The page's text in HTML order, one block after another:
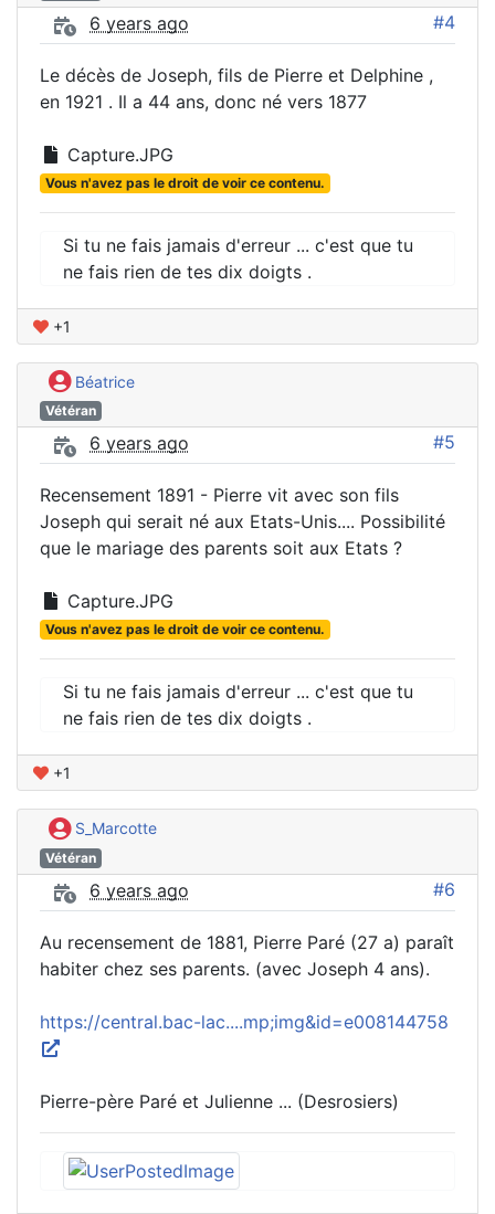
6 years ago #4
Le décès de Joseph, fils de Pierre et Delphine ,
en 1921 . Il a 44 ans, donc né vers 1877
Capture.JPG
Vous n'avez pas le droit de voir ce contenu.
Si tu ne fais jamais d'erreur ... c'est que tu
ne fais rien de tes dix doigts .
+1
Béatrice
Vétéran
6 years ago #5
Recensement 1891 - Pierre vit avec son fils
Joseph qui serait né aux Etats-Unis.... Possibilité
que le mariage des parents soit aux Etats ?
Capture.JPG
Vous n'avez pas le droit de voir ce contenu.
Si tu ne fais jamais d'erreur ... c'est que tu
ne fais rien de tes dix doigts .
+1
S_Marcotte
Vétéran
6 years ago #6
Au recensement de 1881, Pierre Paré (27 a) paraît
habiter chez ses parents. (avec Joseph 4 ans).
https://central.bac-lac....mp;img&id=e008144758
Pierre-père Paré et Julienne ... (Desrosiers)